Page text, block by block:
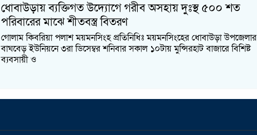
ধোবাউড়ায় ব্যক্তিগত উদ্যােগে গরীব অসহায় দুঃস্থ ৫০০ শত
পরিবারের মাঝে শীতবস্ত্র বিতরণ
গোলাম কিবরিয়া পলাশ ময়মনসিংহ প্রতিনিধিঃ ময়মনসিংহের ধোবাউড়া উপজেলার
বাঘবেড় ইউনিয়নে ৩রা ডিসেম্বর শনিবার সকাল ১০টায় মুন্সিরহাট বাজারে বিশিষ্ট
ব্যবসায়ী ও